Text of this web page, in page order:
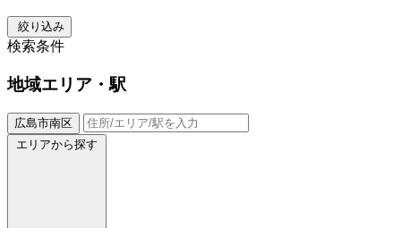
絞り込み
検索条件
地域エリア・駅
広島市南区
エリアから探す